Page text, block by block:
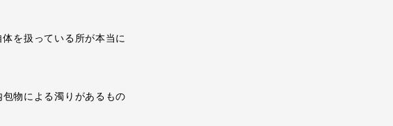
を扱っている所が本当に
物による濁りがあるもの